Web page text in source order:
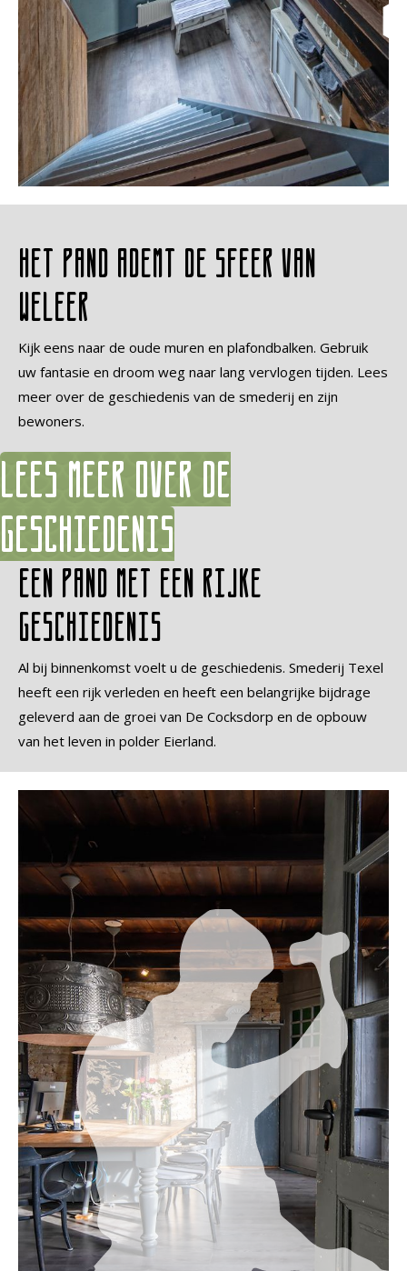
Het pand ademt de sfeer van
weleer
Kijk eens naar de oude muren en plafondbalken. Gebruik
uw fantasie en droom weg naar lang vervlogen tijden. Lees
meer over de geschiedenis van de smederij en zijn
bewoners.
Lees meer over de
geschiedenis
Een pand met een rijke
geschiedenis
Al bij binnenkomst voelt u de geschiedenis. Smederij Texel
heeft een rijk verleden en heeft een belangrijke bijdrage
geleverd aan de groei van De Cocksdorp en de opbouw
van het leven in polder Eierland.